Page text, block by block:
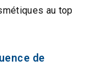
au top
de